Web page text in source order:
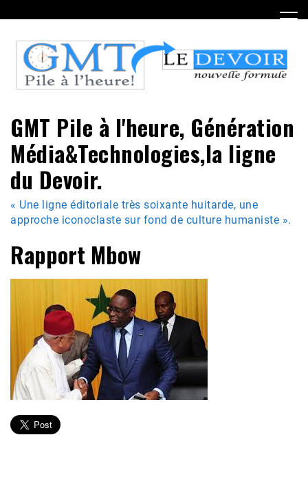
to
content
GMT Pile à l'heure, Génération
Média&Technologies,la ligne
du Devoir.
« Une ligne éditoriale très soixante huitarde, une
approche iconoclaste sur fond de culture humaniste ».
Rapport Mbow